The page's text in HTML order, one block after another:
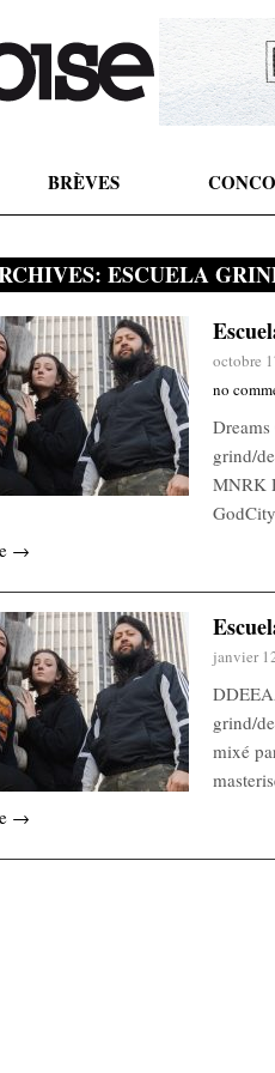
BRÈVES
ESCUELA
octobre
no
grind/
MNRK
→
janvier
grind/
mixé
→